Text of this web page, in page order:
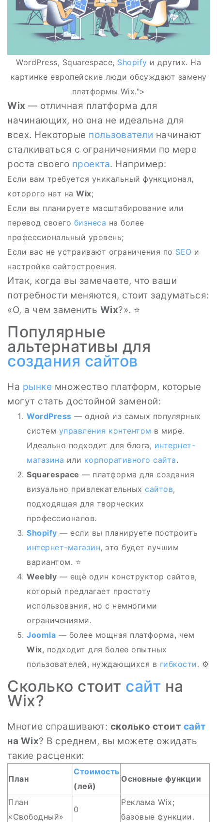
WordPress, Squarespace, Shopify и других. На
картинке европейские люди обсуждают замену
платформы Wix.">
Wix — отличная платформа для
начинающих, но она не идеальна для
всех. Некоторые пользователи начинают
сталкиваться с ограничениями по мере
роста своего проекта. Например:
Если вам требуется уникальный функционал,
которого нет на Wix;
Если вы планируете масштабирование или
перевод своего бизнеса на более
профессиональный уровень;
Если вас не устраивают ограничения по SEO и
настройке сайтостроения.
Итак, когда вы замечаете, что ваши
потребности меняются, стоит задуматься:
«О, а чем заменить Wix?». ⭐
Популярные
альтернативы для
создания сайтов
На рынке множество платформ, которые
могут стать достойной заменой:
WordPress — одной из самых популярных
систем управления контентом в мире.
Идеально подходит для блога, интернет-
магазина или корпоративного сайта.
Squarespace — платформа для создания
визуально привлекательных сайтов,
подходящая для творческих
профессионалов.
Shopify — если вы планируете построить
интернет-магазин, это будет лучшим
вариантом. ⭐
Weebly — ещё один конструктор сайтов,
который предлагает простоту
использования, но с немногими
ограничениями.
Joomla — более мощная платформа, чем
Wix, подходит для более опытных
пользователей, нуждающихся в гибкости. ⚙️
Сколько стоит сайт на
Wix?
Многие спрашивают: сколько стоит сайт
на Wix? В среднем, вы можете ожидать
такие расценки:
План
Стоимость
(лей)
Основные функции
План
«Свободный»
0
Реклама Wix;
базовые функции.